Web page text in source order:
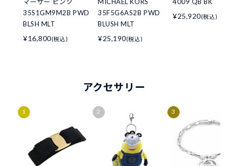
マーサー ピンク
35S1GM9M2B PWD
BLSH MLT
¥16,800(税込)
MICHAEL KORS
35F5G6AS2B PWD
BLUSH MLT
¥25,190(税込)
4009 QB BK
¥25,920(税込)
アクセサリー